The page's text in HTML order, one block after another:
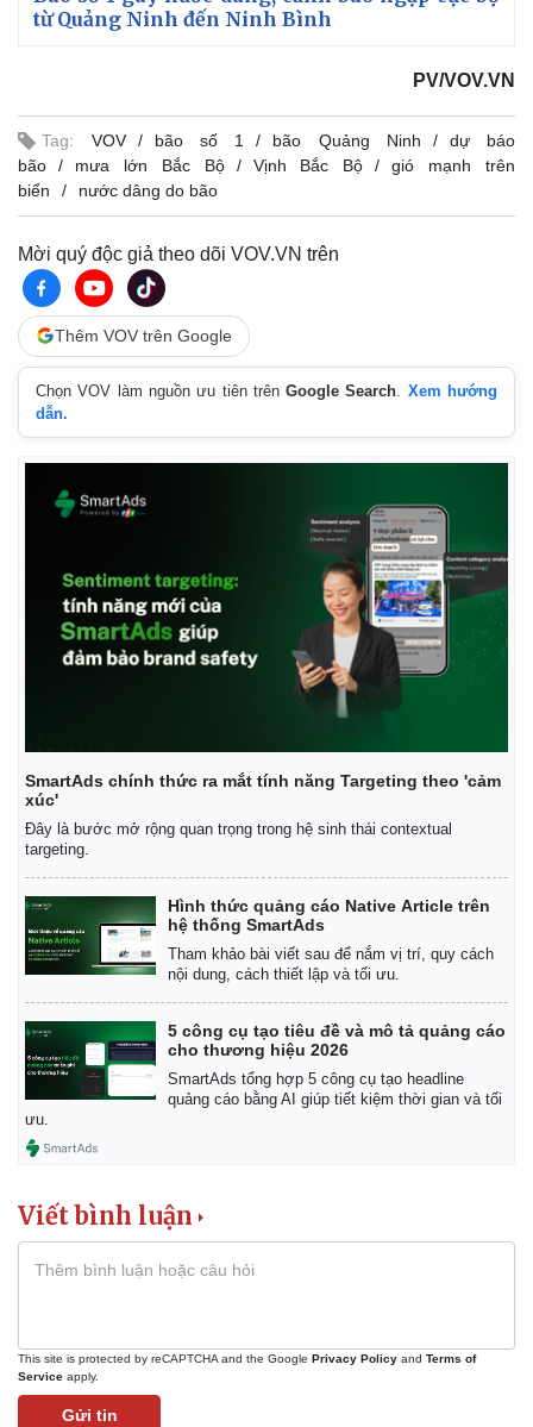
Pháp luật
Vụ án
Tin nóng
Tư vấn luật
Quân sự - Quốc phòng
Vũ khí
Việt Nam
từ Quảng Ninh đến Ninh Bình
PV/VOV.VN
Tag: VOV bão số 1 bão Quảng Ninh
dự báo
bão
mưa lớn Bắc Bộ Vịnh Bắc Bộ
gió mạnh trên
biển
nước dâng do bão
Mời quý độc giả theo dõi VOV.VN trên
Thêm VOV trên Google
Chọn VOV làm nguồn ưu tiên trênGoogle Search
Xem hướng
dẫn.
SmartAds chính thức ra mắt tính năng Targeting theo 'cảm
xúc'
Đây là bước mở rộng quan trọng trong hệ sinh thái contextual
targeting.
Hình thức quảng cáo Native Article trên
hệ thống SmartAds
Tham khảo bài viết sau để nắm vị trí, quy cách
nội dung, cách thiết lập và tối ưu.
5 công cụ tạo tiêu đề và mô tả quảng cáo
cho thương hiệu 2026
SmartAds tổng hợp 5 công cụ tạo headline
quảng cáo bằng AI giúp tiết kiệm thời gian và tối
ưu.
Viết bình luận
This site is protected by reCAPTCHA and the Google Privacy Policy and Terms of
Service apply.
Gửi tin